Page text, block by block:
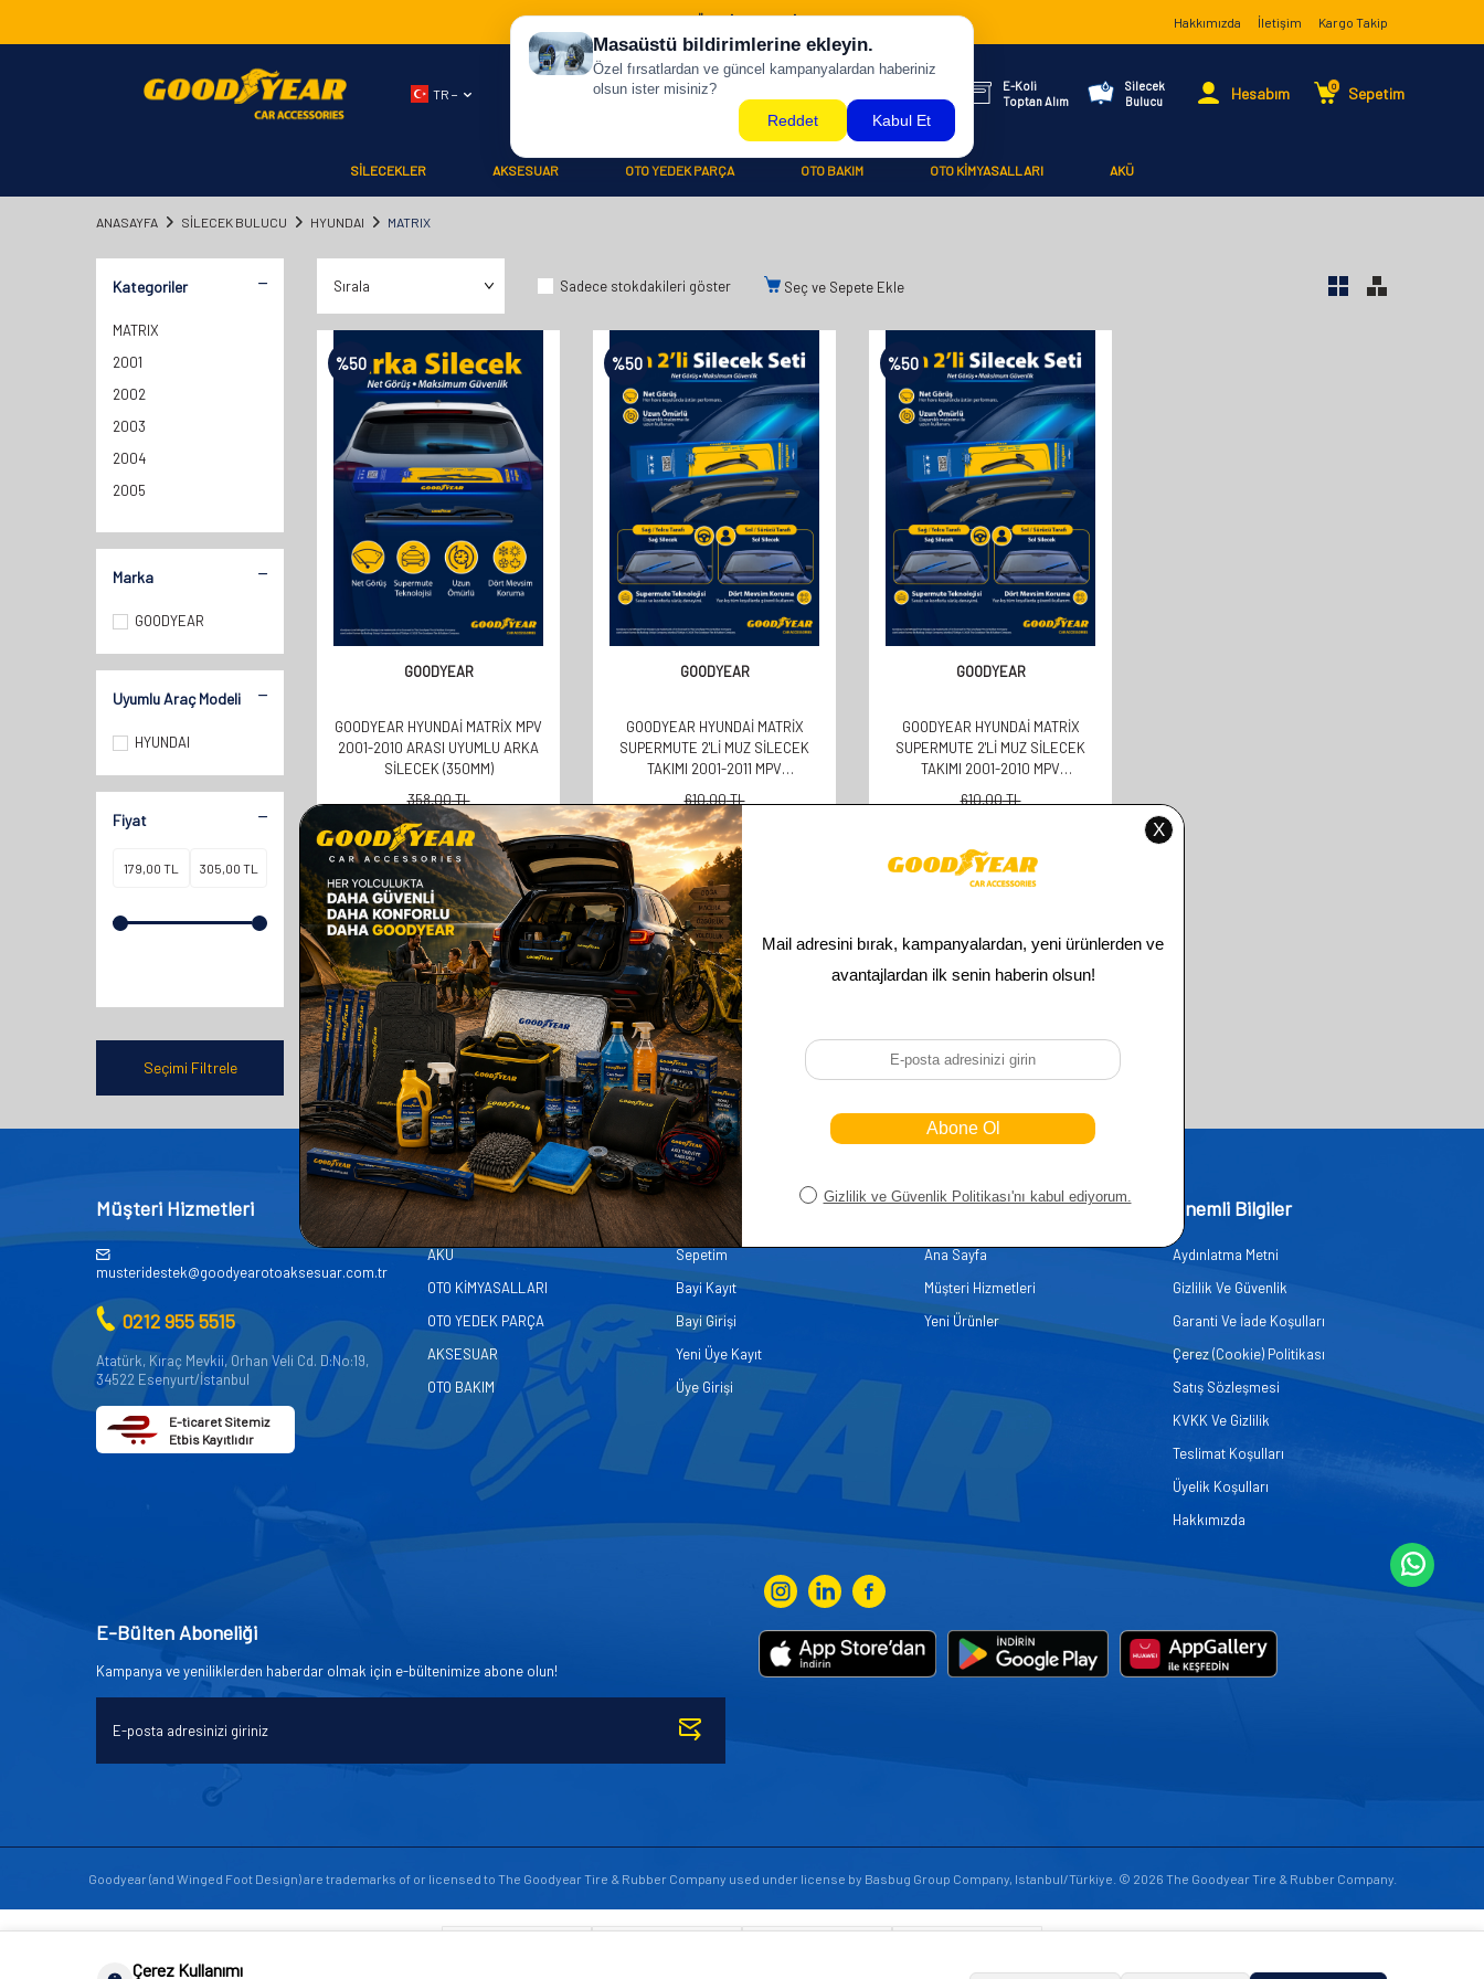
500 TL ÜZERİ KARGO BİZDEN ! Hakkımızda İletişim Kargo Takip
TR −
E-Koli
Toptan Alım
Silecek
Bulucu
Hesabım 0 Sepetim
SİLECEKLER AKSESUAR OTO YEDEK PARÇA OTO BAKIM OTO KİMYASALLARI AKÜ
ANASAYFA SILECEK BULUCU HYUNDAI MATRIX
Kategoriler
MATRIX
2001
2002
2003
2004
2005
2007
2008
2009
2010
Marka
GOODYEAR
Uyumlu Araç Modeli
HYUNDAI
Fiyat
Seçimi Filtrele
Sadece stokdakileri göster Seç ve Sepete Ekle
%50
GOODYEAR
GOODYEAR HYUNDAI MATRIX MPV
2001-2010 ARASI UYUMLU ARKA
SILECEK (350MM)
358,00TL
179,00TL
%50
GOODYEAR
GOODYEAR HYUNDAI MATRIX
SUPERMUTE 2'LI MUZ SILECEK
TAKIMI 2001-2011 MPV
610,00TL
305,00TL
%50
GOODYEAR
GOODYEAR HYUNDAI MATRIX
SUPERMUTE 2'LI MUZ SILECEK
TAKIMI 2001-2010 MPV
610,00TL
Müşteri Hizmetleri
musteridestek@goodyearotoaksesuar.com.tr
0212 955 5515
Atatürk, Kıraç Mevkii, Orhan Veli Cd. D:No:19,
34522 Esenyurt/İstanbul
E-ticaret Sitemiz
Etbis Kayıtlıdır
Kategoriler
AKÜ
OTO KİMYASALLARI
OTO YEDEK PARÇA
AKSESUAR
OTO BAKIM
Üye
Sepetim
Bayi Kayıt
Bayi Girişi
Yeni Üye Kayıt
Üye Girişi
Hızlı Erişim
Ana Sayfa
Müşteri Hizmetleri
Yeni Ürünler
Önemli Bilgiler
Aydınlatma Metni
Gizlilik Ve Güvenlik
Garanti Ve İade Koşulları
Çerez (Cookie) Politikası
Satış Sözleşmesi
KVKK Ve Gizlilik
Teslimat Koşulları
Üyelik Koşulları
Hakkımızda
E-Bülten Aboneliği
Kampanya ve yeniliklerden haberdar olmak için e-bültenimize abone olun!
Goodyear (and Winged Foot Design) are trademarks of or licensed to The Goodyear Tire & Rubber Company used under license by Basbug Group Company, Istanbul/Türkiye. © 2026 The Goodyear Tire & Rubber Company.
Çerez Kullanımı